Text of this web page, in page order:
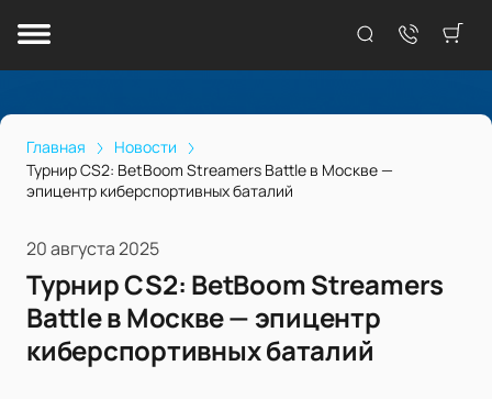
Главная
Новости
Турнир CS2: BetBoom Streamers Battle в Москве —
эпицентр киберспортивных баталий
20 августа 2025
Турнир CS2: BetBoom Streamers
Battle в Москве — эпицентр
киберспортивных баталий